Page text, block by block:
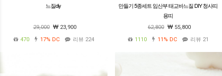
느질diy
29,000
23,900
470
17% DC 리뷰 224
만들기 5종세트 임산부 태교바느질 DIY 청사띠
용띠
62,800
55,800
1110
11% DC 리뷰 21